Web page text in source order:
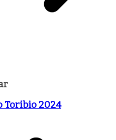
Toribio 2024